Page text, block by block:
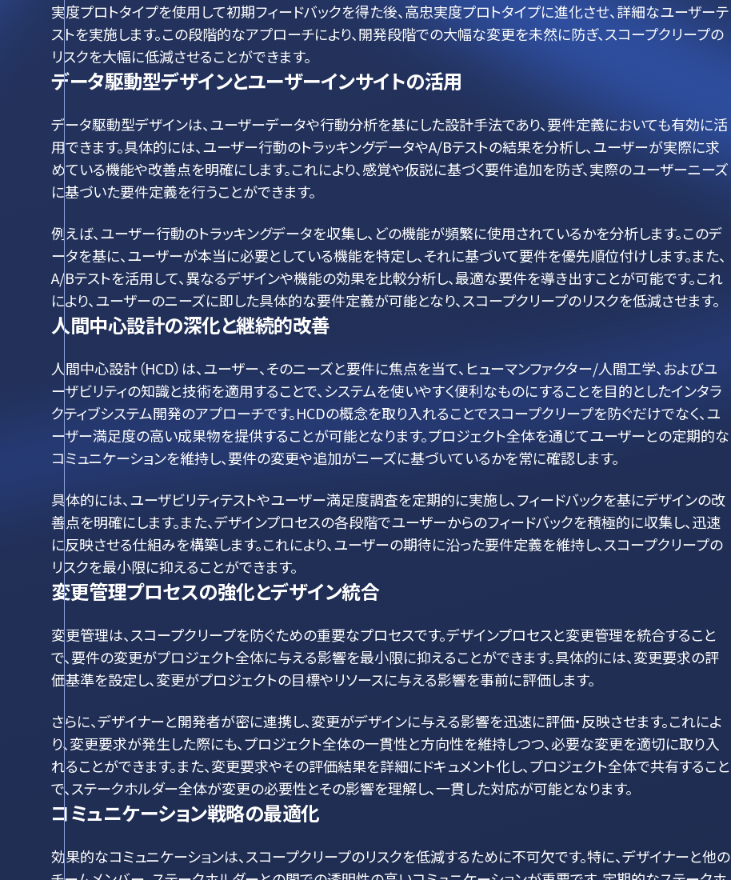
実度プロトタイプを使用して初期フィードバックを得た後、高忠実度プロトタイプに進化させ、詳細なユーザーテ
ストを実施します。この段階的なアプローチにより、開発段階での大幅な変更を未然に防ぎ、スコープクリープの
リスクを大幅に低減させることができます。
データ駆動型デザインとユーザーインサイトの活用
データ駆動型デザインは、ユーザーデータや行動分析を基にした設計手法であり、要件定義においても有効に活
用できます。具体的には、ユーザー行動のトラッキングデータやA/Bテストの結果を分析し、ユーザーが実際に求
めている機能や改善点を明確にします。これにより、感覚や仮説に基づく要件追加を防ぎ、実際のユーザーニーズ
に基づいた要件定義を行うことができます。
例えば、ユーザー行動のトラッキングデータを収集し、どの機能が頻繁に使用されているかを分析します。このデ
ータを基に、ユーザーが本当に必要としている機能を特定し、それに基づいて要件を優先順位付けします。また、
A/Bテストを活用して、異なるデザインや機能の効果を比較分析し、最適な要件を導き出すことが可能です。これ
により、ユーザーのニーズに即した具体的な要件定義が可能となり、スコープクリープのリスクを低減させます。
人間中心設計の深化と継続的改善
人間中心設計（HCD）は、ユーザー、そのニーズと要件に焦点を当て、ヒューマンファクター/人間工学、およびユ
ーザビリティの知識と技術を適用することで、システムを使いやすく便利なものにすることを目的としたインタラ
クティブシステム開発のアプローチです。HCDの概念を取り入れることでスコープクリープを防ぐだけでなく、ユ
ーザー満足度の高い成果物を提供することが可能となります。プロジェクト全体を通じてユーザーとの定期的な
コミュニケーションを維持し、要件の変更や追加がニーズに基づいているかを常に確認します。
具体的には、ユーザビリティテストやユーザー満足度調査を定期的に実施し、フィードバックを基にデザインの改
善点を明確にします。また、デザインプロセスの各段階でユーザーからのフィードバックを積極的に収集し、迅速
に反映させる仕組みを構築します。これにより、ユーザーの期待に沿った要件定義を維持し、スコープクリープの
リスクを最小限に抑えることができます。
変更管理プロセスの強化とデザイン統合
変更管理は、スコープクリープを防ぐための重要なプロセスです。デザインプロセスと変更管理を統合すること
で、要件の変更がプロジェクト全体に与える影響を最小限に抑えることができます。具体的には、変更要求の評
価基準を設定し、変更がプロジェクトの目標やリソースに与える影響を事前に評価します。
さらに、デザイナーと開発者が密に連携し、変更がデザインに与える影響を迅速に評価・反映させます。これによ
り、変更要求が発生した際にも、プロジェクト全体の一貫性と方向性を維持しつつ、必要な変更を適切に取り入
れることができます。また、変更要求やその評価結果を詳細にドキュメント化し、プロジェクト全体で共有すること
で、ステークホルダー全体が変更の必要性とその影響を理解し、一貫した対応が可能となります。
コミュニケーション戦略の最適化
効果的なコミュニケーションは、スコープクリープのリスクを低減するために不可欠です。特に、デザイナーと他の